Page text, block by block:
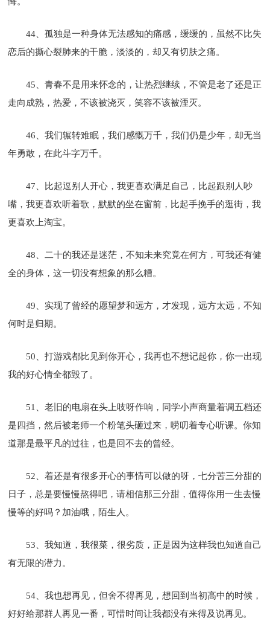
44、孤独是一种身体无法感知的痛感，缓缓的，虽然不比失
恋后的撕心裂肺来的干脆，淡淡的，却又有切肤之痛。
45、青春不是用来怀念的，让热烈继续，不管是老了还是正
走向成熟，热爱，不该被浇灭，笑容不该被湮灭。
46、我们辗转难眠，我们感慨万千，我们仍是少年，却无当
年勇敢，在此斗字万千。
47、比起逗别人开心，我更喜欢满足自己，比起跟别人吵
嘴，我更喜欢听着歌，默默的坐在窗前，比起手挽手的逛街，我
更喜欢上淘宝。
48、二十的我还是迷茫，不知未来究竟在何方，可我还有健
全的身体，这一切没有想象的那么糟。
49、实现了曾经的愿望梦和远方，才发现，远方太远，不知
何时是归期。
50、打游戏都比见到你开心，我再也不想记起你，你一出现
我的好心情全都毁了。
51、老旧的电扇在头上吱呀作响，同学小声商量着调五档还
是四挡，然后被老师一个粉笔头砸过来，唠叨着专心听课。你知
道那是最平凡的过往，也是回不去的曾经。
52、着还是有很多开心的事情可以做的呀，七分苦三分甜的
日子，总是要慢慢熬得吧，请相信那三分甜，值得你用一生去慢
慢等的好吗？加油哦，陌生人。
53、我知道，我很菜，很劣质，正是因为这样我也知道自己
有无限的潜力。
54、我也想再见，但舍不得再见，想回到当初高中的时候，
好好给那群人再见一番，可惜时间让我都没有来得及说再见。